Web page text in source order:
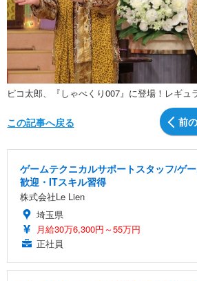
ピコ太郎、『しゃべくり007』に登場！レギュ
前
この記事へ戻る
ゲームテクニカルサポートスタッフ/ゲ
歓迎・ITスキル習得
株式会社Le Lien
埼玉県
月給30万6,300円～55万円
正社員